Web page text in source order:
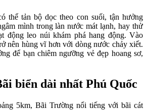
thể tản bộ dọc theo con suối, tận hưởng
mình trong làn nước mát lạnh, hay thử
động leo núi khám phá hang động. Vào
nên hùng vĩ hơn với dòng nước chảy xiết.
để bạn chiêm ngưỡng vẻ đẹp hoang sơ,
biển dài nhất Phú Quốc
5km, Bãi Trường nổi tiếng với bãi cát